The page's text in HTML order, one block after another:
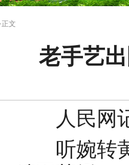
文
老手艺
人民网记
听婉转黄